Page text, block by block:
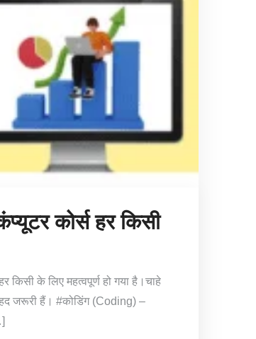
कोर्स हर किसी
के लिए महत्वपूर्ण हो गया है।चाहे
जरूरी हैं। #कोडिंग (Coding) –